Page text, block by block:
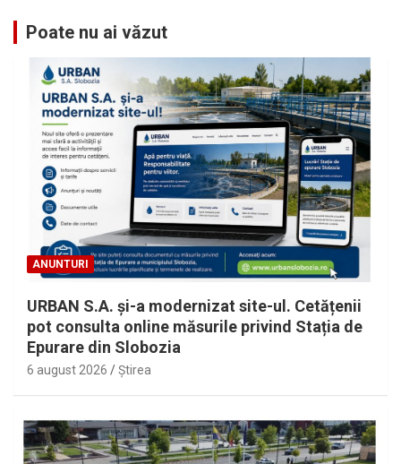
Poate nu ai văzut
ANUNTURI
URBAN S.A. și-a modernizat site-ul. Cetățenii
pot consulta online măsurile privind Stația de
Epurare din Slobozia
6 august 2026 Ştirea